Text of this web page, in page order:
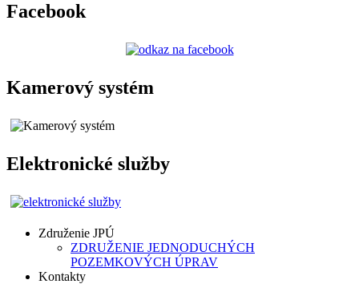
Facebook
Kamerový systém
Elektronické služby
Združenie JPÚ
ZDRUŽENIE JEDNODUCHÝCH
POZEMKOVÝCH ÚPRAV
Kontakty